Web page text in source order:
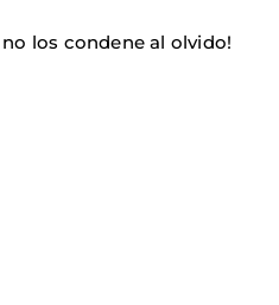
los condene al olvido!